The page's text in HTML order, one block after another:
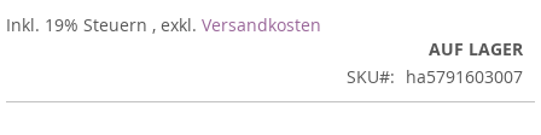
Inkl. 19% Steuern , exkl. Versandkosten
AUF LAGER
SKU
ha5791603007